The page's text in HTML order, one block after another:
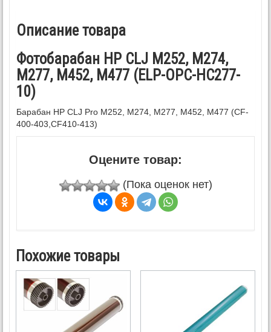
Описание товара
Фотобарабан HP CLJ M252, M274,
M277, M452, M477 (ELP-OPC-HC277-
10)
Барабан HP CLJ Pro M252, M274, M277, M452, M477 (CF-
400-403,CF410-413)
Оцените товар:
(Пока оценок нет)
Похожие товары